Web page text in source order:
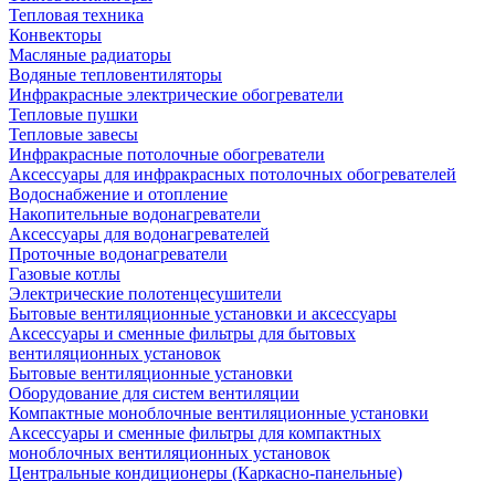
Тепловая техника
Конвекторы
Масляные радиаторы
Водяные тепловентиляторы
Инфракрасные электрические обогреватели
Тепловые пушки
Тепловые завесы
Инфракрасные потолочные обогреватели
Аксессуары для инфракрасных потолочных обогревателей
Водоснабжение и отопление
Накопительные водонагреватели
Аксессуары для водонагревателей
Проточные водонагреватели
Газовые котлы
Электрические полотенцесушители
Бытовые вентиляционные установки и аксессуары
Аксессуары и сменные фильтры для бытовых
вентиляционных установок
Бытовые вентиляционные установки
Оборудование для систем вентиляции
Компактные моноблочные вентиляционные установки
Аксессуары и сменные фильтры для компактных
моноблочных вентиляционных установок
Центральные кондиционеры (Каркасно-панельные)